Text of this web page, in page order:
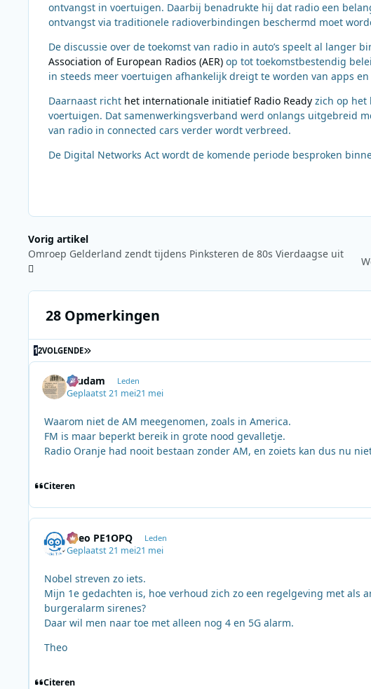
ontvangst in voertuigen. Daarbij benadrukte hij dat radio een
ontvangst via traditionele radioverbindingen beschermd moet
De discussie over de toekomst van radio in auto’s speelt al langer
Association of European Radios (AER) op tot toekomstbestendig
in steeds meer voertuigen afhankelijk dreigt te worden van apps
Daarnaast richt het internationale initiatief Radio Ready zich op het
voertuigen. Dat samenwerkingsverband werd onlangs uitgebreid
van radio in connected cars verder wordt verbreed.
De Digital Networks Act wordt de komende periode besproken
Vorig artikel
Omroep Gelderland zendt tijdens Pinksteren de 80s Vierdaagse uit
28 Opmerkingen
12VOLGENDE LAATSTE PAGINA
ruudam Leden
Geplaatst21 mei21 mei
Waarom niet de AM meegenomen, zoals in America.
FM is maar beperkt bereik in grote nood gevalletje.
Radio Oranje had nooit bestaan zonder AM, en zoiets kan dus nu
Citeren
Theo PE1OPQ Leden
Geplaatst21 mei21 mei
Nobel streven zo iets.
Mijn 1e gedachten is, hoe verhoud zich zo een regelgeving met als
burgeralarm sirenes?
Daar wil men naar toe met alleen nog 4 en 5G alarm.
Theo
Citeren